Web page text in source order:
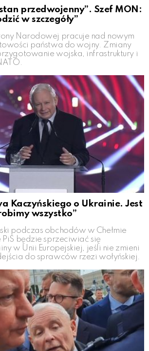
przedwojenny”. Szef MON:
w szczegóły”
Narodowej pracuje nad nowym
państwa do wojny. Zmiany
wojska, infrastruktury i
Kaczyńskiego o Ukrainie. Jest
wszystko”
podczas obchodów w Chełmie
będzie sprzeciwiać się
w Unii Europejskiej, jeśli nie zmieni
do sprawców rzezi wołyńskiej.